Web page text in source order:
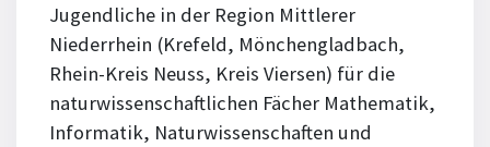
Jugendliche in der Region Mittlerer
Niederrhein (Krefeld, Mönchengladbach,
Rhein-Kreis Neuss, Kreis Viersen) für die
naturwissenschaftlichen Fächer Mathematik,
Informatik, Naturwissenschaften und